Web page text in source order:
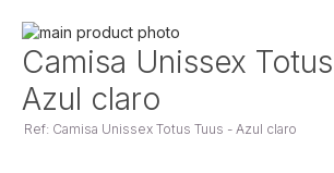
Pular
para
o
final
Galeria
Saltar
para
o
da
Camisa Unissex
Azul claro
Ref: Camisa Unissex Totus Tuus - Azul claro